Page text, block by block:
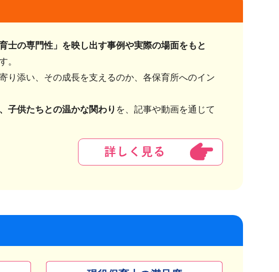
育士の専門性」を映し出す事例や実際の場面をもと
。
り添い、その成長を支えるのか、各保育所へのイン
子供たちとの温かな関わり を、記事や動画を通じて